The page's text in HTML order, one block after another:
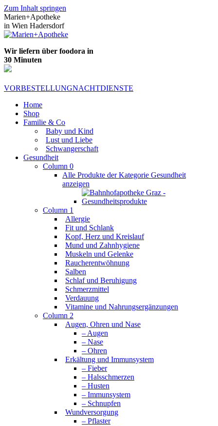
Zum Inhalt springen
Marien+Apotheke
in Wien Hadersdorf
Wir liefern über foodora in
30 Minuten
VORBESTELLUNGNACHTDIENSTE
Home
Shop
Familie & Co
Baby und Kind
Lust und Liebe
Schwangerschaft
Gesundheit
Column 0
Alle Produkte der Kategorie Gesundheit
anzeigen
Column 1
Allergie
Fit und Schlank
Kopf, Herz und Kreislauf
Mund und Zahnhygiene
Muskeln und Gelenke
Raucherentwöhnung
Salben
Schlaf und Beruhigung
Schmerzmittel
Verdauung
Vitamine und Nahrungsergänzungen
Column 2
Augen, Ohren und Nase
– Augen
– Nase
– Ohren
Erkältung und Immunsystem
– Fieber
– Halsschmerzen
– Husten
– Immunsystem
– Schnupfen
Wundversorgung
– Pflaster